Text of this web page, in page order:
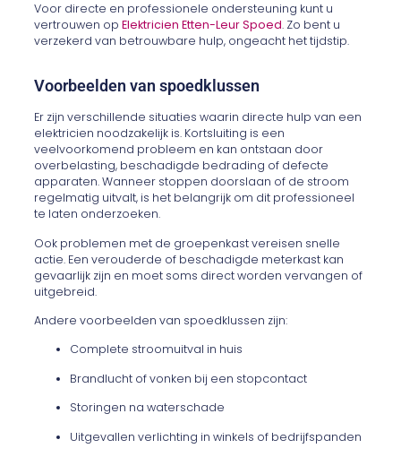
Voor directe en professionele ondersteuning kunt u
vertrouwen opElektricien Etten-Leur Spoed. Zo bent u
verzekerd van betrouwbare hulp, ongeacht het tijdstip.
Voorbeelden van spoedklussen
Er zijn verschillende situaties waarin directe hulp van een
elektricien noodzakelijk is. Kortsluiting is een
veelvoorkomend probleem en kan ontstaan door
overbelasting, beschadigde bedrading of defecte
apparaten. Wanneer stoppen doorslaan of de stroom
regelmatig uitvalt, is het belangrijk om dit professioneel
te laten onderzoeken.
Ook problemen met de groepenkast vereisen snelle
actie. Een verouderde of beschadigde meterkast kan
gevaarlijk zijn en moet soms direct worden vervangen of
uitgebreid.
Andere voorbeelden van spoedklussen zijn:
Complete stroomuitval in huis
Brandlucht of vonken bij een stopcontact
Storingen na waterschade
Uitgevallen verlichting in winkels of bedrijfspanden